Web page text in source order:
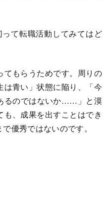
って転職活動してみてはど
もらうためです。周りの
は青い」状態に陥り、「今
るのではないか……」と漠
、成果を出すことはでき
優秀ではないのです。